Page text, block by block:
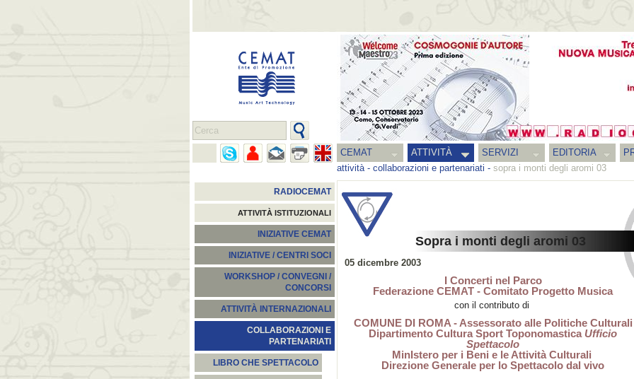
CEMAT ATTIVITÀ SERVIZI EDITORIA
attività- collaborazioni e partenariati - sopra i monti degli aromi 03
RADIOCEMAT
ATTIVITÀ ISTITUZIONALI
INIZIATIVE CEMAT
INIZIATIVE / CENTRI SOCI
WORKSHOP / CONVEGNI /
CONCORSI
ATTIVITÀ INTERNAZIONALI
COLLABORAZIONI E
PARTENARIATI
LIBRO CHE SPETTACOLO
Sopra i monti degli aromi 03
05 dicembre 2003
I Concerti nel Parco
Federazione CEMAT - Comitato Progetto Musica
con il contributo di
COMUNE DI ROMA - Assessorato alle Politiche Culturali
Dipartimento Cultura Sport Toponomastica Ufficio
Spettacolo
MinIstero per i Beni e le Attività Culturali
Direzione Generale per lo Spettacolo dal vivo